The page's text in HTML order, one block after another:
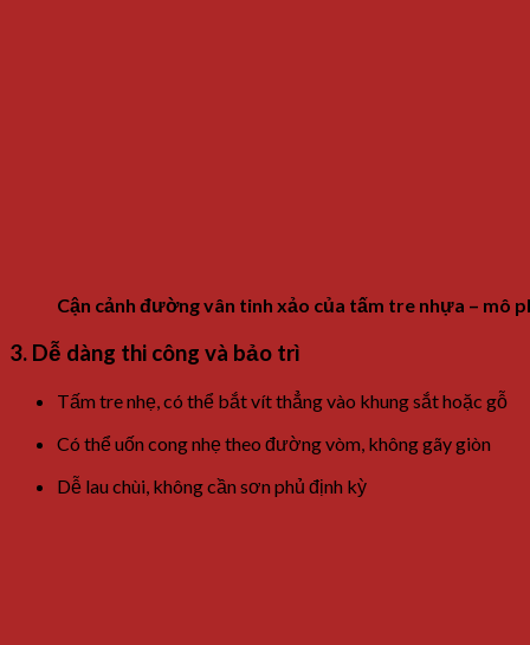
Cận cảnh đường vân tinh xảo của tấm tre nhựa – mô
3. Dễ dàng thi công và bảo trì
Tấm tre nhẹ, có thể bắt vít thẳng vào khung sắt hoặc gỗ
Có thể uốn cong nhẹ theo đường vòm, không gãy giòn
Dễ lau chùi, không cần sơn phủ định kỳ